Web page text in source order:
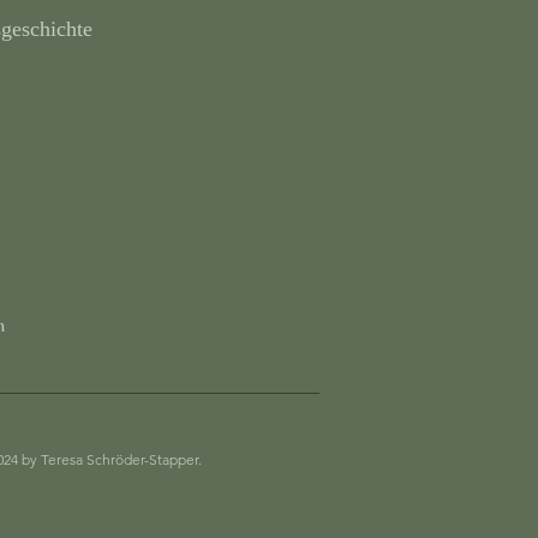
by Teresa Schröder-Stapper.